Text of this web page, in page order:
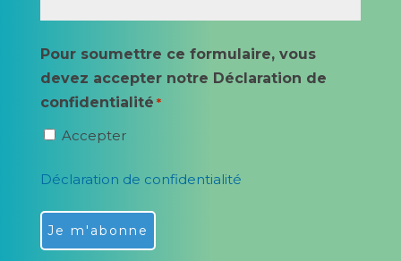
Pour soumettre ce formulaire, vous
devez accepter notre Déclaration de
confidentialité *
Accepter
Déclaration de confidentialité